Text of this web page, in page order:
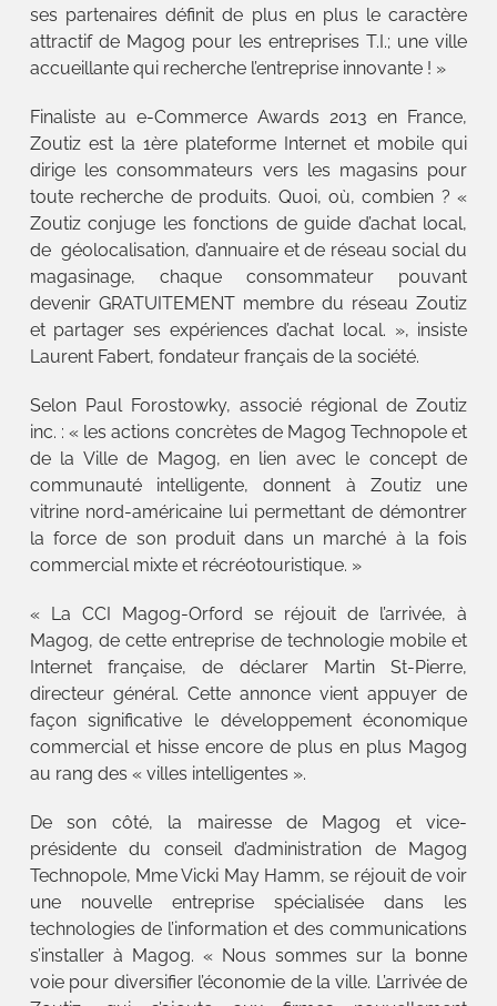
ses partenaires définit de plus en plus le caractère
attractif de Magog pour les entreprises T.I.; une ville
accueillante qui recherche l’entreprise innovante ! »
Finaliste au e-Commerce Awards 2013 en France,
Zoutiz est la 1ère plateforme Internet et mobile qui
dirige les consommateurs vers les magasins pour
toute recherche de produits. Quoi, où, combien ? «
Zoutiz conjuge les fonctions de guide d’achat local,
de géolocalisation, d’annuaire et de réseau social du
magasinage, chaque consommateur pouvant
devenir GRATUITEMENT membre du réseau Zoutiz
et partager ses expériences d’achat local. », insiste
Laurent Fabert, fondateur français de la société.
Selon Paul Forostowky, associé régional de Zoutiz
inc. : « les actions concrètes de Magog Technopole et
de la Ville de Magog, en lien avec le concept de
communauté intelligente, donnent à Zoutiz une
vitrine nord-américaine lui permettant de démontrer
la force de son produit dans un marché à la fois
commercial mixte et récréotouristique. »
« La CCI Magog-Orford se réjouit de l’arrivée, à
Magog, de cette entreprise de technologie mobile et
Internet française, de déclarer Martin St-Pierre,
directeur général. Cette annonce vient appuyer de
façon significative le développement économique
commercial et hisse encore de plus en plus Magog
au rang des « villes intelligentes ».
De son côté, la mairesse de Magog et vice-
présidente du conseil d’administration de Magog
Technopole, Mme Vicki May Hamm, se réjouit de voir
une nouvelle entreprise spécialisée dans les
technologies de l’information et des communications
s’installer à Magog. « Nous sommes sur la bonne
voie pour diversifier l’économie de la ville. L’arrivée de